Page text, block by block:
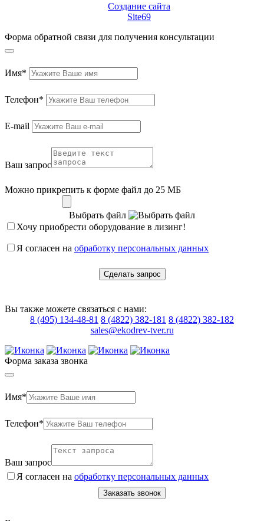
Создание сайта
Site69
Форма обратной связи для получения консультации
Имя*
Телефон*
E-mail
Ваш запрос
Можно прикрепить к форме файл до 25 МБ
Выбрать файл
Хочу приобрести оборудование в лизинг!
Я согласен на обработку персональных данных
Сделать запрос
Вы также можете связаться с нами:
8 (495) 134-48-81 8 (4822) 382-181 8 (4822) 382-182
sales@ekodrev-tver.ru
Форма заказа звонка
Имя*
Телефон*
Ваш запрос
Я согласен на обработку персональных данных
Заказать звонок